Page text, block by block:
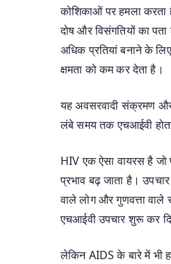
कोशिकाओं पर हमला
दोष और विसंगतियों का
अधिक प्रतियां बनाने के
क्षमता को कम कर देता है।
यह अवसरवादी संक्रमण
लंबे समय तक एचआईवी
HIV एक ऐसा वायरस है जो
प्रभाव बढ़ जाता है।
वाले लोग और गुणवत्ता
एचआईवी उपचार शुरू कर
लेकिन AIDS के बारे में भी